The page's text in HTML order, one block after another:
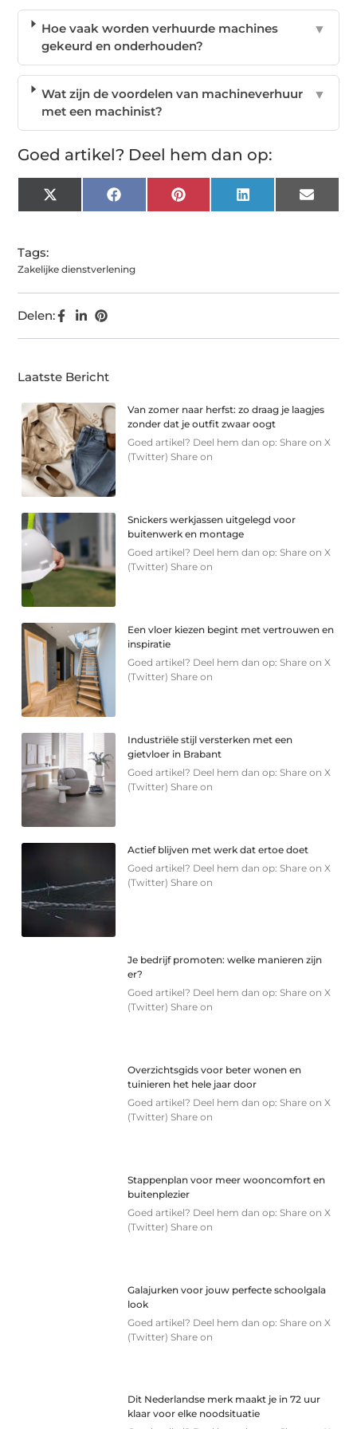
Hoe vaak worden verhuurde machines
gekeurd en onderhouden?
▼
Wat zijn de voordelen van machineverhuur
met een machinist?
▼
Goed artikel? Deel hem dan op:
X
(Twitter)
FacebookPinterest LinkedIn Email
Tags:
Zakelijke dienstverlening
Delen:
Laatste Bericht
Van zomer naar herfst: zo draag je laagjes
zonder dat je outfit zwaar oogt
Goed artikel? Deel hem dan op: Share on X
(Twitter) Share on
Snickers werkjassen uitgelegd voor
buitenwerk en montage
Goed artikel? Deel hem dan op: Share on X
(Twitter) Share on
Een vloer kiezen begint met vertrouwen en
inspiratie
Goed artikel? Deel hem dan op: Share on X
(Twitter) Share on
Industriële stijl versterken met een
gietvloer in Brabant
Goed artikel? Deel hem dan op: Share on X
(Twitter) Share on
Actief blijven met werk dat ertoe doet
Goed artikel? Deel hem dan op: Share on X
(Twitter) Share on
Je bedrijf promoten: welke manieren zijn
er?
Goed artikel? Deel hem dan op: Share on X
(Twitter) Share on
Overzichtsgids voor beter wonen en
tuinieren het hele jaar door
Goed artikel? Deel hem dan op: Share on X
(Twitter) Share on
Stappenplan voor meer wooncomfort en
buitenplezier
Goed artikel? Deel hem dan op: Share on X
(Twitter) Share on
Galajurken voor jouw perfecte schoolgala
look
Goed artikel? Deel hem dan op: Share on X
(Twitter) Share on
Dit Nederlandse merk maakt je in 72 uur
klaar voor elke noodsituatie